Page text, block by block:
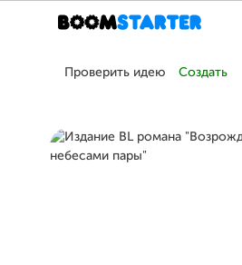
Проверить идею Создать